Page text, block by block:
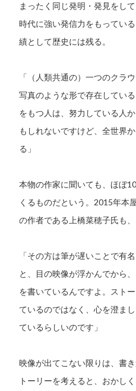
まったく同じ発明・発見をし
時代に強い発信力をもってい
績として歴史には残る。
「（人類共通の）一つのクラ
写真のような形で存在してい
をもつ人は、努力している人
もしれないですけど、全世界
る」
本物の作家に聞いても、ほぼ
くるものだという。2015年本
の作者である上橋菜穂子氏も、
「その方は筆が遅いことで有
と、目の映像が浮かんでから
を書いているんですよ。スト
ているのではなく、心を澄ま
ているらしいのです」
映像が出てこない限りは、書
トーリーを考えると、おかし